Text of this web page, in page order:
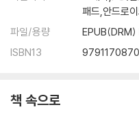
22 카라반과 무역선을 통해 실
페스트에 대한 처방
23 페스트가 몰고온 종말론 광
’리옹의 빈자‘ 왈도
스노볼 이야기
25 신명재판, 신의 뜻을 물어 죄
패드,안드로
파일/용량
ISBN13
책 속으로